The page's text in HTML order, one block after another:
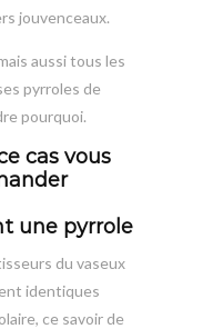
jouvenceaux.
aussi tous les
pyrroles de
pourquoi.
cas vous
une pyrrole
du vaseux
identiques
ce savoir de